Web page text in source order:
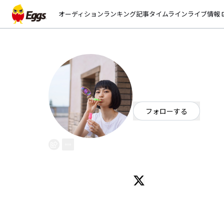
オーディションランキング記事タイムラインライブ情報
フォローする